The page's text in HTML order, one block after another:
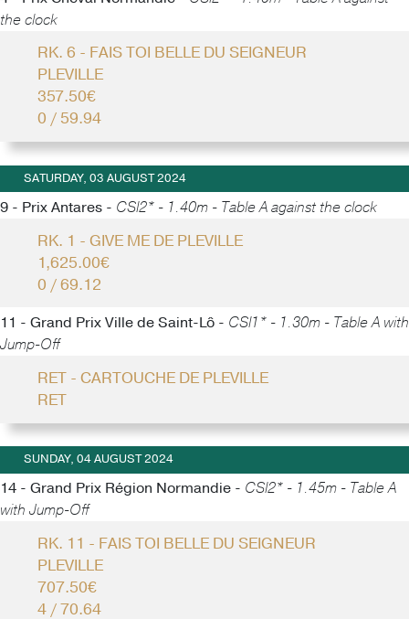
the clock
RK. 6 - FAIS TOI BELLE DU SEIGNEUR
PLEVILLE
357.50€
0 / 59.94
SATURDAY, 03 AUGUST 2024
9 - Prix Antares - CSI2* - 1.40m - Table A against the clock
RK. 1 - GIVE ME DE PLEVILLE
1,625.00€
0 / 69.12
11 - Grand Prix Ville de Saint-Lô - CSI1* - 1.30m - Table A with
Jump-Off
RET - CARTOUCHE DE PLEVILLE
RET
SUNDAY, 04 AUGUST 2024
14 - Grand Prix Région Normandie - CSI2* - 1.45m - Table A
with Jump-Off
RK. 11 - FAIS TOI BELLE DU SEIGNEUR
PLEVILLE
707.50€
4 / 70.64